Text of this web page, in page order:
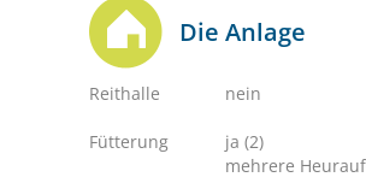
Die Anlage
Reithalle nein
Fütterung
ja (2)
mehrere